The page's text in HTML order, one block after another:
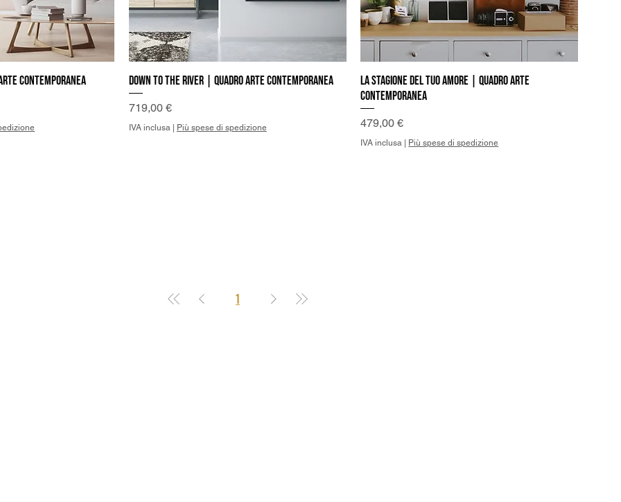
rapidaContemporanea Vista rapida
Down to the river | Quadro Arte Contemporanea
Prezzo
719,00 €
IVA inclusa | Più spese di spedizione
Vista rapida
La stagione del tuo Amore | Quadro Arte
Contemporanea
Prezzo
479,00 €
IVA inclusa | Più spese di spedizione
1